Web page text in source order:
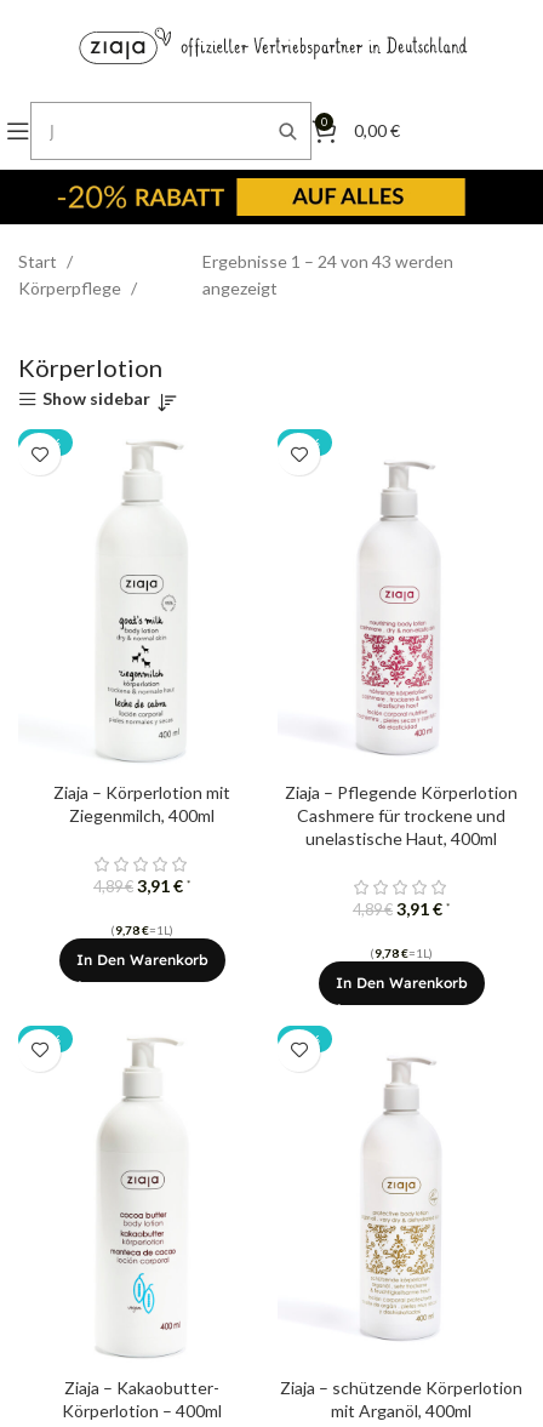
0 0,00€
Start
Körperpflege
Ergebnisse 1 – 24 von 43 werden
angezeigt
Körperlotion
Show sidebar
-20%
Ziaja – Körperlotion mit
Ziegenmilch, 400ml
4,89€ 3,91€ *
(9,78€=1L)
In Den Warenkorb
-20%
Ziaja – Pflegende Körperlotion
Cashmere für trockene und
unelastische Haut, 400ml
4,89€ 3,91€ *
(9,78€=1L)
In Den Warenkorb
-20%
Ziaja – Kakaobutter-
Körperlotion – 400ml
-20%
Ziaja – schützende Körperlotion
mit Arganöl, 400ml